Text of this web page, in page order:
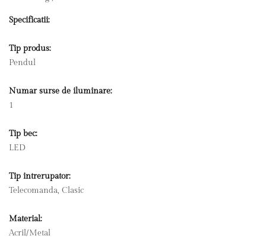
Specificatii:
Tip produs:
Pendul
Numar surse de iluminare:
1
Tip bec:
LED
Tip intrerupator:
Telecomanda, Clasic
Material:
Acril/Metal